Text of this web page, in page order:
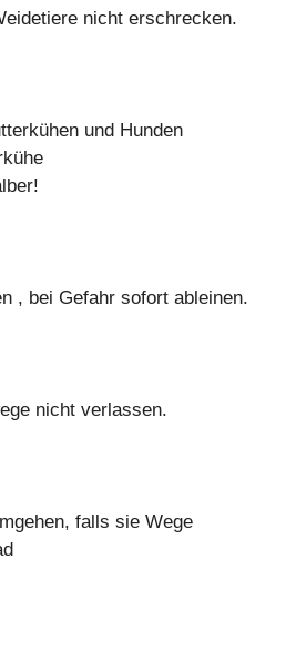
nicht erschrecken.
und Hunden
, bei Gefahr sofort ableinen.
nicht verlassen.
falls sie Wege